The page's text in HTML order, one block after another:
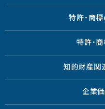
特許・商
特許・
知的財産関
企業